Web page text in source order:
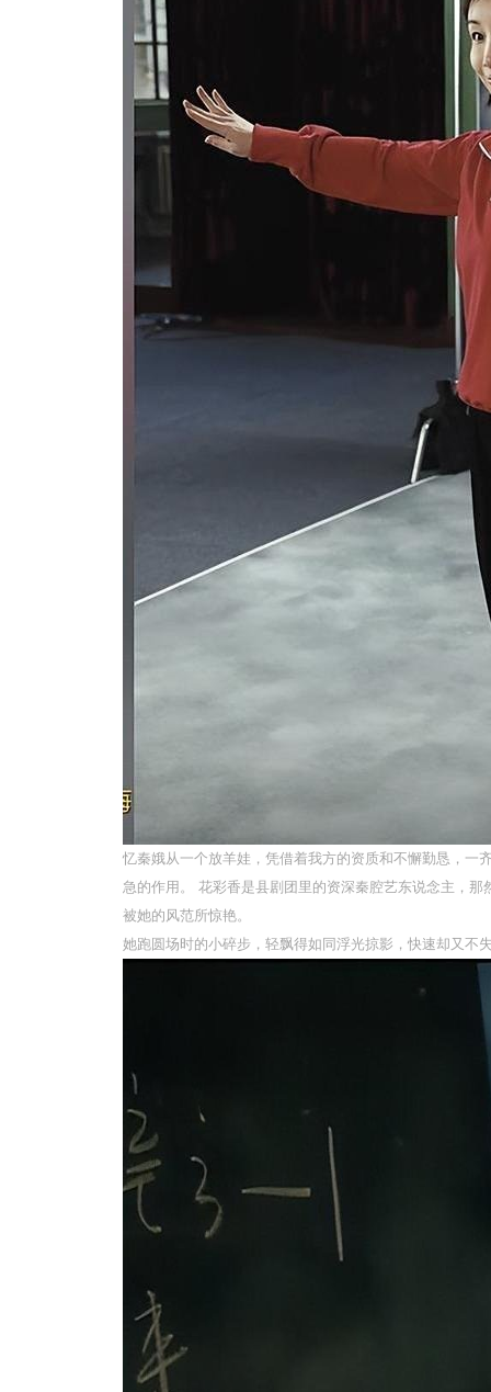
忆秦娥从一个放羊娃，凭借着我方的资质和不懈勤恳，一
急的作用。 花彩香是县剧团里的资深秦腔艺东说念主，
被她的风范所惊艳。
她跑圆场时的小碎步，轻飘得如同浮光掠影，快速却又不